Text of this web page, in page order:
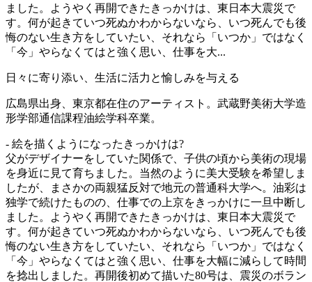
ました。ようやく再開できたきっかけは、東日本大震災で
す。何が起きていつ死ぬかわからないなら、いつ死んでも後
悔のない生き方をしていたい、それなら「いつか」ではなく
「今」やらなくてはと強く思い、仕事を大...
日々に寄り添い、生活に活力と愉しみを与える
広島県出身、東京都在住のアーティスト。武蔵野美術大学造
形学部通信課程油絵学科卒業。
- 絵を描くようになったきっかけは?
父がデザイナーをしていた関係で、子供の頃から美術の現場
を身近に見て育ちました。当然のように美大受験を希望しま
したが、まさかの両親猛反対で地元の普通科大学へ。油彩は
独学で続けたものの、仕事での上京をきっかけに一旦中断し
ました。ようやく再開できたきっかけは、東日本大震災で
す。何が起きていつ死ぬかわからないなら、いつ死んでも後
悔のない生き方をしていたい、それなら「いつか」ではなく
「今」やらなくてはと強く思い、仕事を大幅に減らして時間
を捻出しました。再開後初めて描いた80号は、震災のボラン